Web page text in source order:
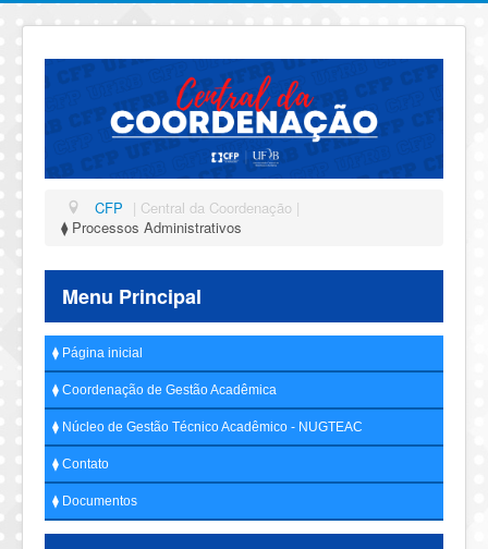
CFP | Central da Coordenação |
⧫ Processos Administrativos
Menu Principal
⧫ Página inicial
⧫ Coordenação de Gestão Acadêmica
⧫ Núcleo de Gestão Técnico Acadêmico - NUGTEAC
⧫ Contato
⧫ Documentos